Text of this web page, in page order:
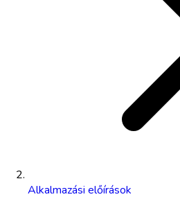
Alkalmazási előírások